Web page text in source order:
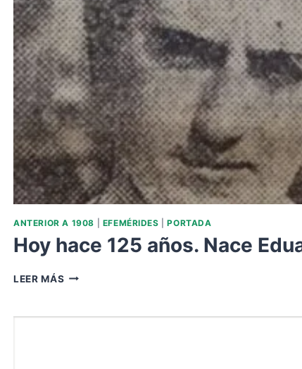
ANTERIOR A 1908 EFEMÉRIDES |PORTADA
Hoy hace 125 años. Nace
LEER MÁS HOY
AÑOS.